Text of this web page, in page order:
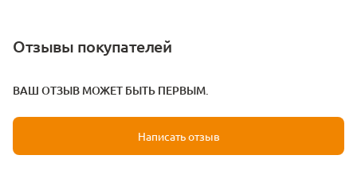
Отзывы покупателей
ВАШ ОТЗЫВ МОЖЕТ БЫТЬ ПЕРВЫМ.
Написать отзыв